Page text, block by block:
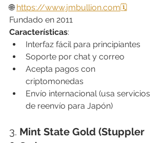
🌐 https://www.jmbullion.com🗓
Fundado en 2011
Características:
Interfaz fácil para principiantes
Soporte por chat y correo
Acepta pagos con
criptomonedas
Envío internacional (usa servicios
de reenvío para Japón)
3. Mint State Gold (Stuppler